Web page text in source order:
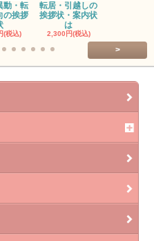
動・転
の挨拶
(税込)
転居・引越しの
挨拶状・案内状
は
2,300円(税込)
>